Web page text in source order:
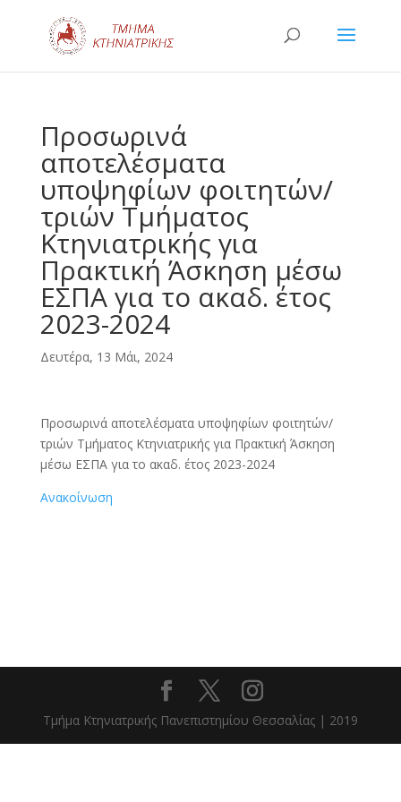
Προσωρινά
αποτελέσματα
υποψηφίων φοιτητών/
τριών Τμήματος
Κτηνιατρικής για
Πρακτική Άσκηση μέσω
ΕΣΠΑ για το ακαδ. έτος
2023-2024
Δευτέρα, 13 Μάι, 2024
Προσωρινά αποτελέσματα υποψηφίων φοιτητών/
τριών Τμήματος Κτηνιατρικής για Πρακτική Άσκηση
μέσω ΕΣΠΑ για το ακαδ. έτος 2023-2024
Ανακοίνωση
Τμήμα Κτηνιατρικής Πανεπιστημίου Θεσσαλίας | 2019